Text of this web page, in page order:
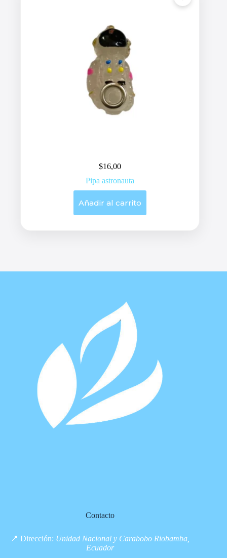
$16,00
Pipa astronauta
Añadir al carrito
Contacto
📍 Dirección: Unidad Nacional y Carabobo Riobamba,
Ecuador